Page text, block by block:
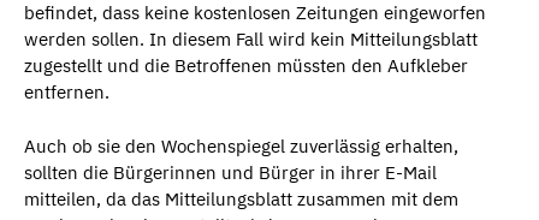
befindet, dass keine kostenlosen Zeitungen eingeworfen
werden sollen. In diesem Fall wird kein Mitteilungsblatt
zugestellt und die Betroffenen müssten den Aufkleber
entfernen.
Auch ob sie den Wochenspiegel zuverlässig erhalten,
sollten die Bürgerinnen und Bürger in ihrer E-Mail
mitteilen, da das Mitteilungsblatt zusammen mit dem